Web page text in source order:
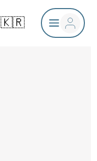
🇰🇷